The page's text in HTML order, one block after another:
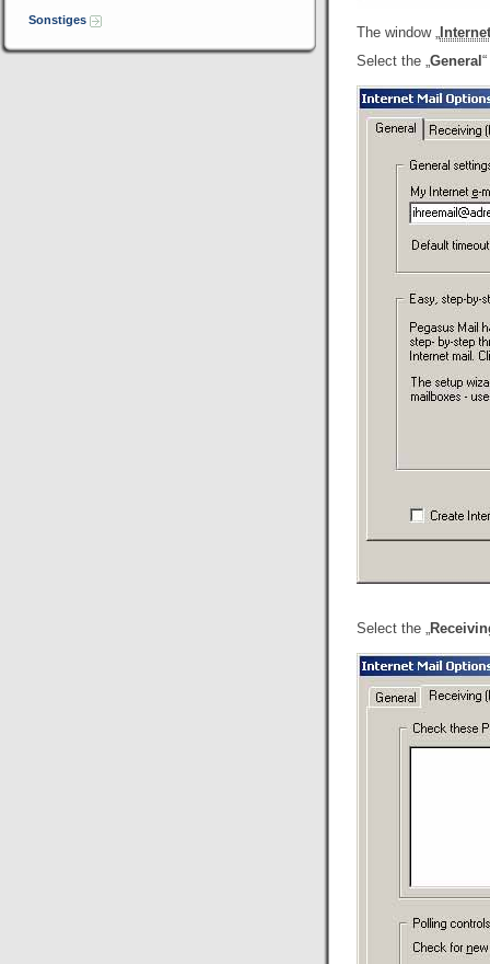
Sonstiges
The window „ Internet
Select the „General
Select the „